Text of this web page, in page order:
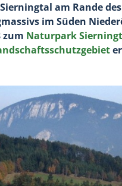
am Rande des
im Süden
zum Naturpark